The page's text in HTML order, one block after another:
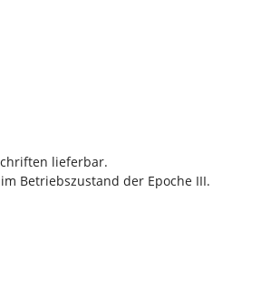
lieferbar.
Betriebszustand der Epoche III.